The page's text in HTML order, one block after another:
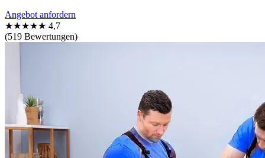
Angebot anfordern
★★★★★ 4,7
(519 Bewertungen)